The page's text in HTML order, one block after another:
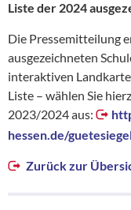
Liste der 2024
Die Pressemitteilung
ausgezeichneten
interaktiven
Liste – wählen Sie
2023/2024 aus:
hessen.de/
Zurück zur